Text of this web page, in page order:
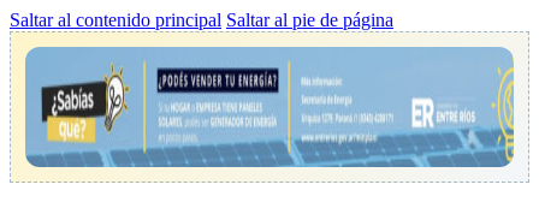
Saltar al contenido principal Saltar al pie de página